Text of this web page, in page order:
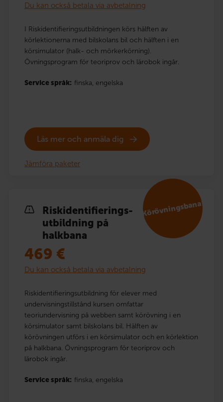
Du kan också betala via avbetalning
I Riskidentifieringsutbildningen körs hälften av
körlektionerna med bilskolans bil och hälften i en
körsimulator (halk- och mörkerkörning).
Övningsprogram för teoriprov och lärobok ingår.
Service språk: finska, engelska
Läs mer och anmäla dig
Jämföra paketer
Risk­identi­fierings­
utbildning på
halkbana
Körövningsbana!
469 €
Du kan också betala via avbetalning
Riskidentifieringsutbildning för elever med
undervisningstillstånd kursen omfattar
teoriundervisning på webben samt körövning i en
körsimulator samt bilskolans bil. Hälften av
körövningen utförs i en körsimulator och en körlektion
på halkbana. Övningsprogram för teoriprov och
lärobok ingår.
Service språk: finska, engelska